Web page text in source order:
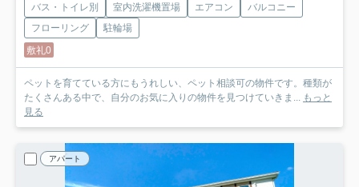
バス・トイレ別 室内洗濯機置場 エアコン
バルコニー
フローリング
駐輪場
敷礼0
ペットを育てている方にもうれしい、ペット相談可の物件です。種類が
たくさんある中で、自分のお気に入りの物件を見つけていきま...
もっと
見る
アパート